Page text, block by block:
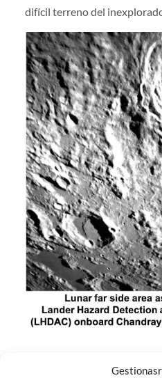
difícil terreno del